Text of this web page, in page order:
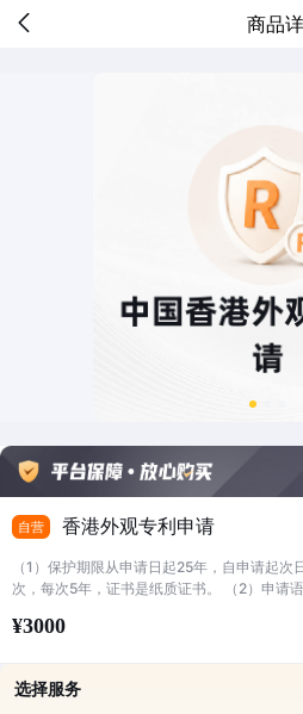
商品
自营 香港外观专利申请
（1）保护期限从申请日起25年，自申请起
次，每次5年，证书是纸质证书。 （2）申请
¥3000
选择服务